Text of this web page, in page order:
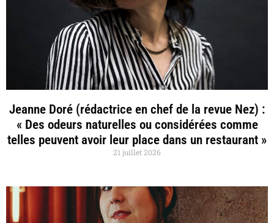
Jeanne Doré (rédactrice en chef de la revue Nez) :
« Des odeurs naturelles ou considérées comme
telles peuvent avoir leur place dans un restaurant »
21 juillet 2026